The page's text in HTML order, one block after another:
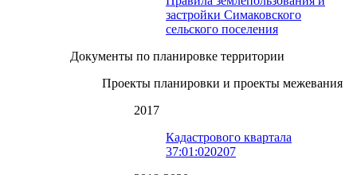
застройки Симаковского
сельского поселения
Документы по планировке территории
Проекты планировки и проекты межевания
2017
Кадастрового квартала
37:01:020207